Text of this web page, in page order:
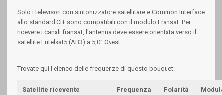
Solo i televisori con sintonizzatore satellitare e Common Interface
allo standard CI+ sono compatibili con il modulo Fransat. Per
ricevere i canali fransat, l'antenna deve essere orientata verso il
satellite Eutelsat5 (AB3) a 5,0° Ovest
Trovate qui l'elenco delle frequenze di questo bouquet:
Satellite ricevente Frequenza Polarità